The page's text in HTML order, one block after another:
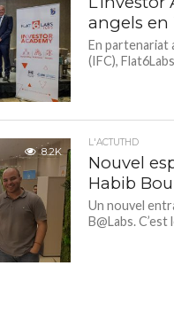
angels en
En partenariat
(IFC),
8.2K
L'ACTUTHD
Nouvel
Habib
Un nouvel
B@Labs.